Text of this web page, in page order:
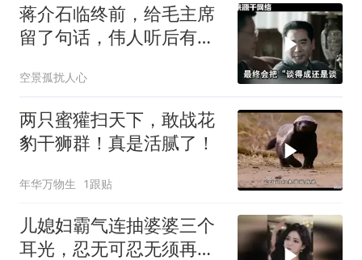
蒋介石临终前，给毛主席
留了句话，伟人听后有什
空景孤扰人心
两只蜜獾扫天下，敢战花
豹干狮群！真是活腻了！
年华万物生 1跟贴
儿媳妇霸气连抽婆婆三个
耳光，忍无可忍无须再